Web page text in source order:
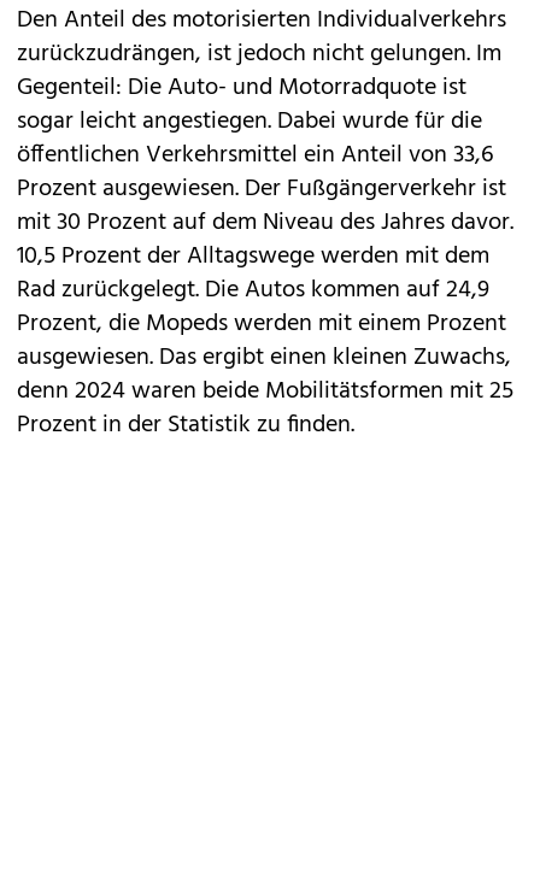
Den Anteil des motorisierten Individualverkehrs
zurückzudrängen, ist jedoch nicht gelungen. Im
Gegenteil: Die Auto- und Motorradquote ist
sogar leicht angestiegen. Dabei wurde für die
öffentlichen Verkehrsmittel ein Anteil von 33,6
Prozent ausgewiesen. Der Fußgängerverkehr ist
mit 30 Prozent auf dem Niveau des Jahres davor.
10,5 Prozent der Alltagswege werden mit dem
Rad zurückgelegt. Die Autos kommen auf 24,9
Prozent, die Mopeds werden mit einem Prozent
ausgewiesen. Das ergibt einen kleinen Zuwachs,
denn 2024 waren beide Mobilitätsformen mit 25
Prozent in der Statistik zu finden.